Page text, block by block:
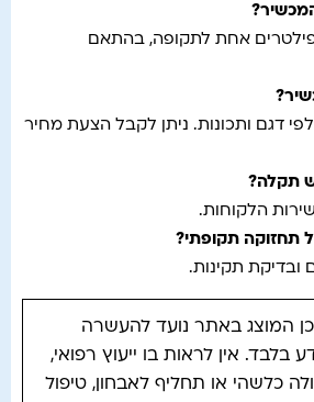
אחת לתקופה, בהתאם
?
דגם ותכונות. ניתן לקבל הצעת מחיר
תקלה?
הלקוחות.
תחזוקה תקופתי?
ובדיקת תקינות.
המוצג באתר נועד להעשרה
בלבד. אין לראות בו ייעוץ רפואי,
כלשהי או תחליף לאבחון, טיפול